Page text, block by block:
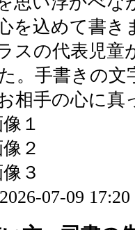
を込めて書
スの代表児童
。手書きの
相手の心に
07-09